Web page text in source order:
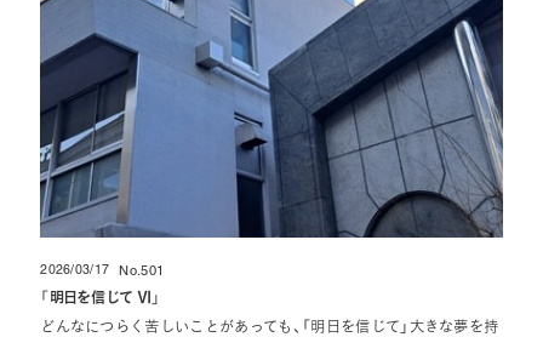
「 明日を信じて Ⅵ 」
どんなにつらく苦しいことがあっても、「明日を信じて」大きな夢を持
2026/03/17 No.501